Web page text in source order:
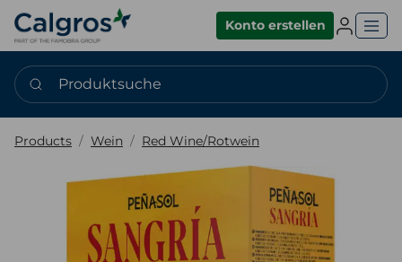
Konto erstellen
Produktsuche
Products Wein Red Wine/Rotwein